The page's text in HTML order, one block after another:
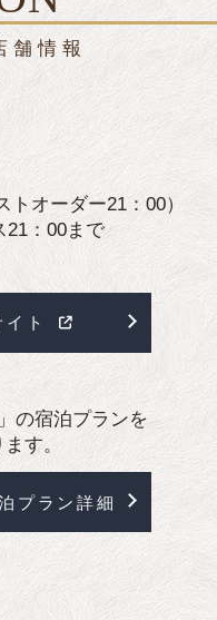
情報
オーダー21：00）
21：00まで
ト
の宿泊プランを
す。
プラン詳細